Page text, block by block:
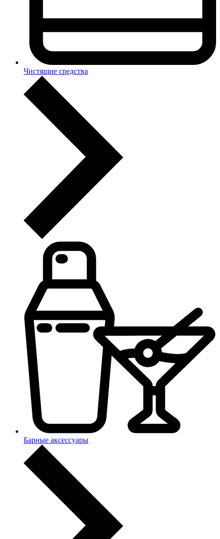
Чистящие средства
Барные аксессуары